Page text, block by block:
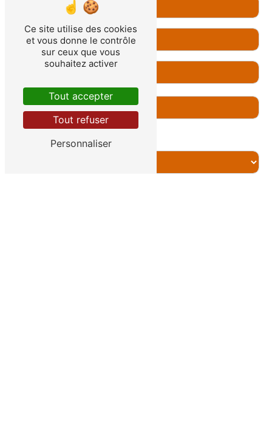
Combien font neuf plus neuf
Ce site utilise des cookies
et vous donne le contrôle
sur ceux que vous
souhaitez activer
Tout accepter
Tout refuser
Personnaliser